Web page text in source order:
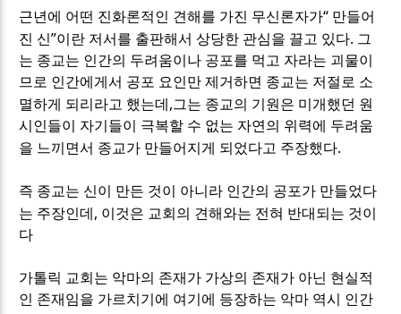
근년에 어떤 진화론적인 견해를 가진 무신론자가“ 만들어
진 신”이란 저서를 출판해서 상당한 관심을 끌고 있다. 그
는 종교는 인간의 두려움이나 공포를 먹고 자라는 괴물이
므로 인간에게서 공포 요인만 제거하면 종교는 저절로 소
멸하게 되리라고 했는데 ,그는 종교의 기원은 미개했던 원
시인들이 자기들이 극복할 수 없는 자연의 위력에 두려움
을 느끼면서 종교가 만들어지게 되었다고 주장했다.
즉 종교는 신이 만든 것이 아니라 인간의 공포가 만들었다
는 주장인데 , 이것은 교회의 견해와는 전혀 반대되는 것이
다
가톨릭 교회는 악마의 존재가 가상의 존재가 아닌 현실적
인 존재임을 가르치기에 여기에 등장하는 악마 역시 인간